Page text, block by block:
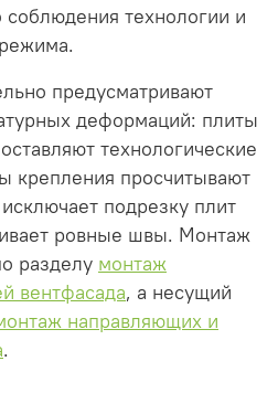
соблюдения технологии и
предусматривают
деформаций: плиты
технологические
крепления просчитывают
подрезку плит
ровные швы. Монтаж
разделу монтаж
вентфасада, а несущий
направляющих и
.